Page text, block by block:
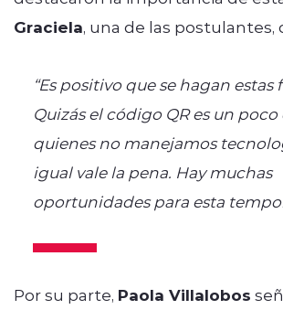
Graciela, una de las postulantes,
“Es positivo que se hagan estas
Quizás el código QR es un
quienes no manejamos
igual vale la pena. Hay muchas
oportunidades para esta
Por su parte, Paola Villalobos